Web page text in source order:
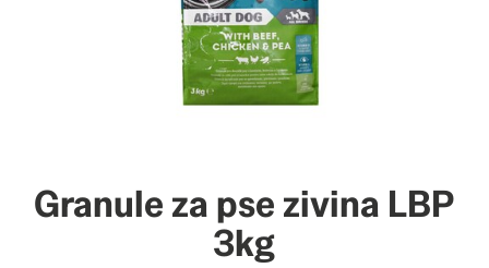
Granule za pse zivina LBP
3kg